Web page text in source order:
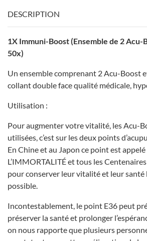
DESCRIPTION
1X Immuni-Boost (Ensemble de 2
50x)
Un ensemble comprenant 2 Acu-Boost
collant double face qualité médicale,
Utilisation :
Pour augmenter votre vitalité, les Acu-
utilisées, c’est sur les deux points
En Chine et au Japon ce point est
L’IMMORTALITÉ et tous les
pour conserver leur vitalité et leur santé
possible.
Incontestablement, le point E36 peut
préserver la santé et prolonger
on nous rapporte que plusieurs